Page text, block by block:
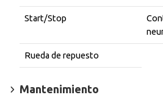
Start/Stop
Rueda de repuesto
Mantenimiento